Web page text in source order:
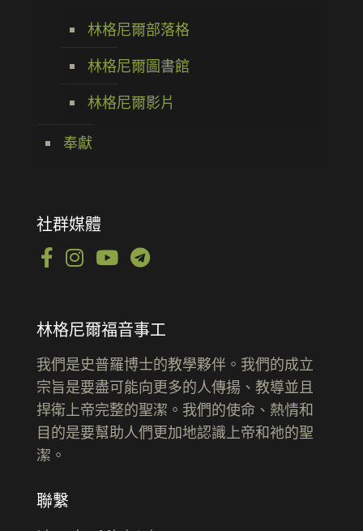
林格尼爾部落格
林格尼爾圖書館
林格尼爾影片
奉獻
社群媒體
林格尼爾福音事工
我們是史普羅博士的教學夥伴。我們的成立
宗旨是要盡可能向更多的人傳揚、教導並且
捍衛上帝完整的聖潔。我們的使命、熱情和
目的是要幫助人們更加地認識上帝和祂的聖
潔。
聯繫